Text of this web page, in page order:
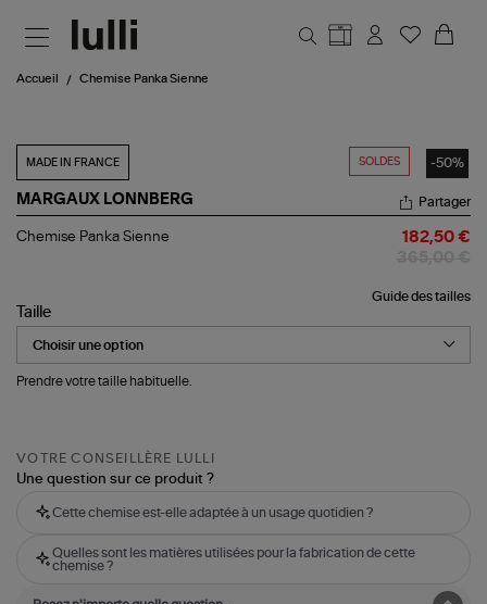
Accueil Chemise Panka Sienne
SOLDES -50%
MADE IN FRANCE
MARGAUX LONNBERG
Chemise
Partager
Chemise Panka Sienne 182,50 €
Guide des tailles
Taille
Prendre votre taille habituelle.
VOTRE CONSEILLÈRE LULLI
Une question sur ce produit ?
Cette chemise est-elle adaptée à un usage quotidien ?
Quelles sont les matières utilisées pour la fabrication de cette
chemise ?